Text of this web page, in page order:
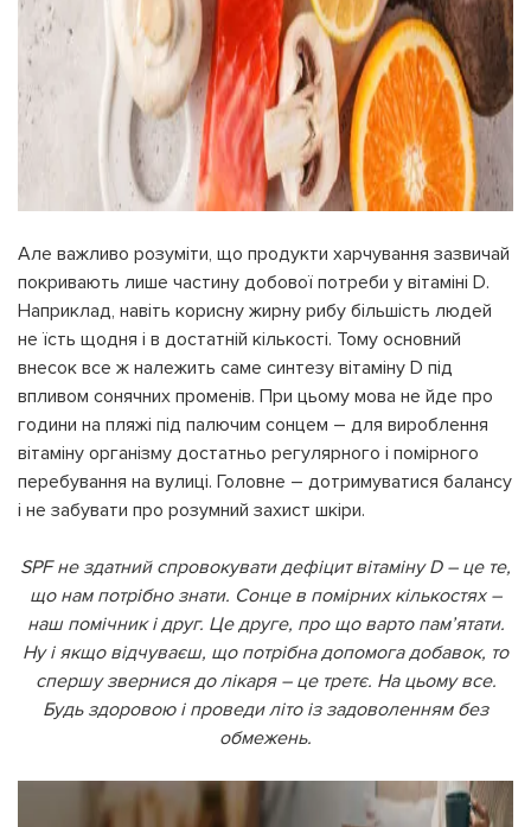
Але важливо розуміти, що продукти харчування зазвичай
покривають лише частину добової потреби у вітаміні D.
Наприклад, навіть корисну жирну рибу більшість людей
не їсть щодня і в достатній кількості. Тому основний
внесок все ж належить саме синтезу вітаміну D під
впливом сонячних променів. При цьому мова не йде про
години на пляжі під палючим сонцем – для вироблення
вітаміну організму достатньо регулярного і помірного
перебування на вулиці. Головне – дотримуватися балансу
і не забувати про розумний захист шкіри.
SPF не здатний спровокувати дефіцит вітаміну D – це те,
що нам потрібно знати. Сонце в помірних кількостях –
наш помічник і друг. Це друге, про що варто пам’ятати.
Ну і якщо відчуваєш, що потрібна допомога добавок, то
спершу звернися до лікаря – це третє. На цьому все.
Будь здоровою і проведи літо із задоволенням без
обмежень.